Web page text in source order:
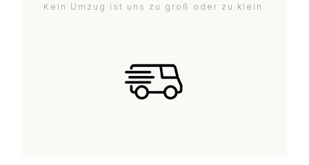
Kein Umzug ist uns zu groß oder zu klein.